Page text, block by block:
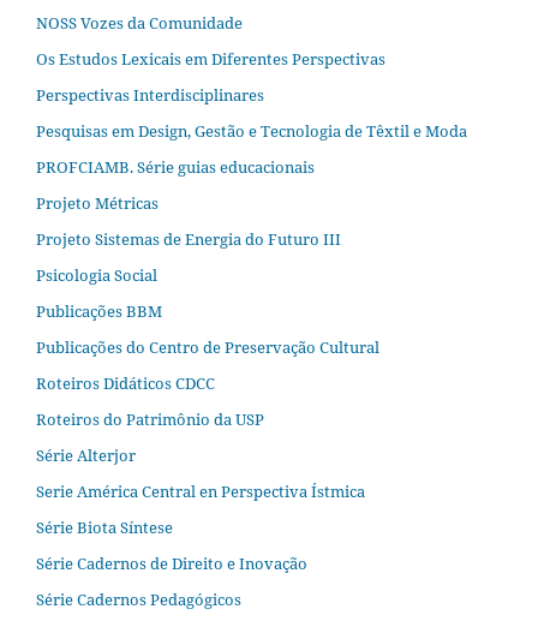
NOSS Vozes da Comunidade
Os Estudos Lexicais em Diferentes Perspectivas
Perspectivas Interdisciplinares
Pesquisas em Design, Gestão e Tecnologia de Têxtil e Moda
PROFCIAMB. Série guias educacionais
Projeto Métricas
Projeto Sistemas de Energia do Futuro III
Psicologia Social
Publicações BBM
Publicações do Centro de Preservação Cultural
Roteiros Didáticos CDCC
Roteiros do Patrimônio da USP
Série Alterjor
Serie América Central en Perspectiva Ístmica
Série Biota Síntese
Série Cadernos de Direito e Inovação
Série Cadernos Pedagógicos